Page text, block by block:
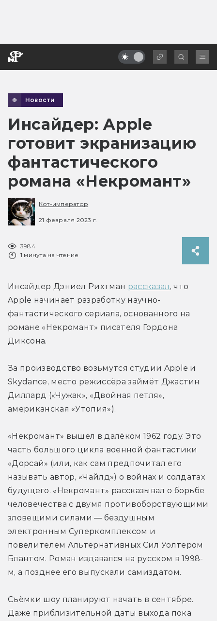
Новости
Инсайдер: Apple
готовит экранизацию
фантастического
романа «Некромант»
Кот-император
21 февраля 2023 г.
3984
1 минута на чтение
Инсайдер Дэниел Рихтман рассказал , что
Apple начинает разработку научно-
фантастического сериала, основанного на
романе «Некромант» писателя Гордона
Диксона.
За производство возьмутся студии Apple и
Skydance, место режиссёра займёт Джастин
Диллард («Чужак», «Двойная петля»,
американская «Утопия»).
«Некромант» вышел в далёком 1962 году. Это
часть большого цикла военной фантастики
«Дорсай» (или, как сам предпочитал его
называть автор, «Чайлд») о войнах и солдатах
будущего. «Некромант» рассказывал о борьбе
человечества с двумя противоборствующими
зловещими силами — бездушным
электронным Суперкомплексом и
повелителем Альтернативных Сил Уолтером
Блантом. Роман издавался на русском в 1998-
м, а позднее его выпускали самиздатом.
Съёмки шоу планируют начать в сентябре.
Даже приблизительной даты выхода пока